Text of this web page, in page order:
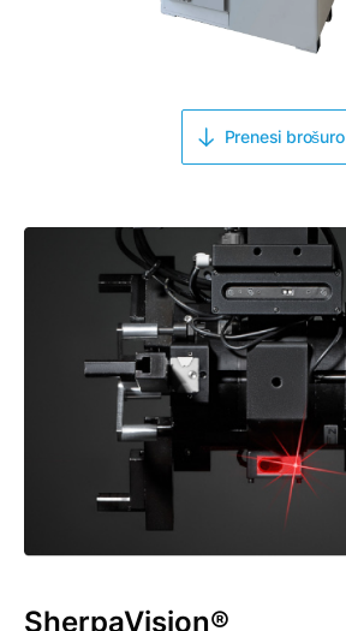
Prenesi brošuro
SherpaVision®